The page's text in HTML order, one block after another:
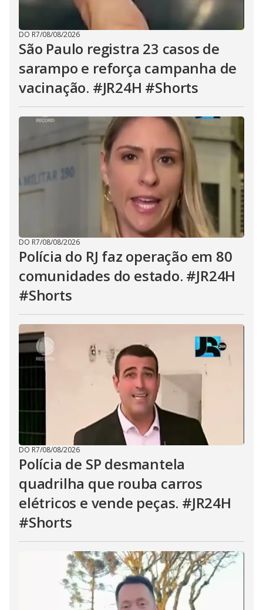
DO R7/08/08/2026
São Paulo registra 23 casos de
sarampo e reforça campanha de
vacinação. #JR24H #Shorts
DO R7/08/08/2026
Polícia do RJ faz operação em 80
comunidades do estado. #JR24H
#Shorts
DO R7/08/08/2026
Polícia de SP desmantela
quadrilha que rouba carros
elétricos e vende peças. #JR24H
#Shorts